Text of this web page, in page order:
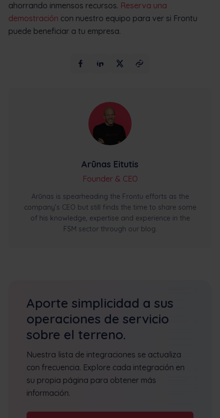
ahorrando inmensos recursos. Reserva una
demostración con nuestro equipo para ver si Frontu
puede beneficiar a tu empresa.
Arūnas Eitutis
Founder & CEO
Arūnas is spearheading the Frontu efforts as the
company’s CEO but still finds the time to share some
of his knowledge, expertise and experience in the
FSM sector through our blog.
Aporte simplicidad a sus
operaciones de servicio
sobre el terreno.
Nuestra lista de integraciones se actualiza
con frecuencia. Explore cada integración en
su propia página para obtener más
información.